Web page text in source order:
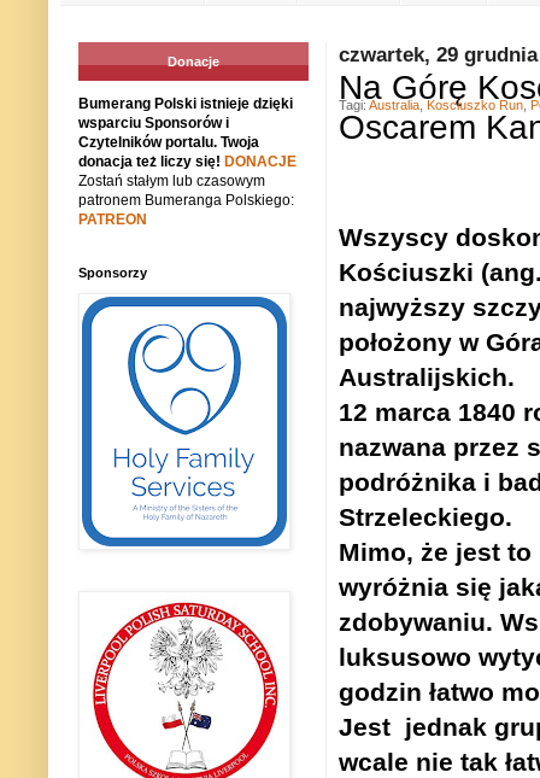
czwartek, 29 grudnia
Na Górę
Oscarem
Wszyscy
Kościuszki
najwyższy
położony w
Australijskich.
12 marca 1840
nazwana przez
podróżnika i
Strzeleckiego.
Mimo, że jest
wyróżnia się
zdobywaniu.
luksusowo
godzin łatwo
Jest jednak
wcale nie tak
Tagi: Australia Kosciuszko Run
Donacje
Bumerang Polski istnieje dzięki
wsparciu Sponsorów i
Czytelników portalu. Twoja
donacja też liczy się! DONACJE
Zostań stałym lub czasowym
patronem Bumeranga Polskiego:
PATREON
Sponsorzy